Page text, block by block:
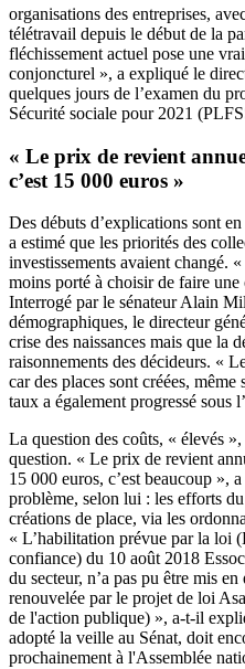
organisations des entreprises,
télétravail depuis le début de la
fléchissement actuel pose une
conjoncturel », a expliqué le
quelques jours de l’examen du
Sécurité sociale pour 2021
« Le prix de revient
c’est 15 000 euros »
Des débuts d’explications sont
a estimé que les priorités des
investissements avaient changé.
moins porté à choisir de faire une
Interrogé par le sénateur Alain
démographiques, le directeur
crise des naissances mais que la
raisonnements des décideurs. «
car des places sont créées,
taux a également progressé sous
La question des coûts, « élevés
question. « Le prix de revient
15 000 euros, c’est beaucoup »,
problème, selon lui : les efforts
créations de place, via les
« L’habilitation prévue par la loi
confiance) du 10 août 2018
du secteur, n’a pas pu être mis
renouvelée par le projet de loi
de l'action publique) », a-t-il
adopté la veille au Sénat, doit
prochainement à l'Assemblée